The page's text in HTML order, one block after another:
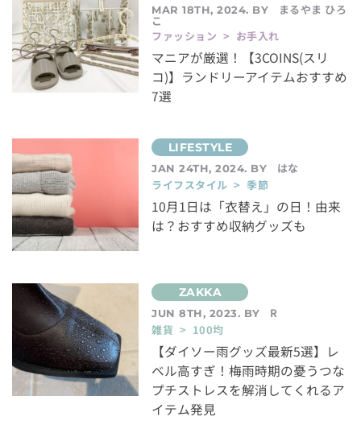
MAR 18TH, 2024. BY まるやま ひろ
こ
ファッション > お手入れ
マニアが厳選！【3COINS(スリ
コ)】ランドリーアイテムおすすめ
7選
JAN 24TH, 2024. BY
はな
ライフスタイル > 季節
10月1日は「衣替え」の日！由来
は？おすすめ収納グッズも
JUN 8TH, 2023. BY
R
雑貨 > 100均
【ダイソー雨グッズ最新5選】レ
ベル高すぎ！梅雨時期の憂うつな
プチストレスを解消してくれるア
イテム発見